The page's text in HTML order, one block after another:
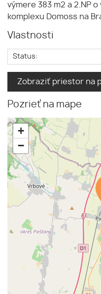
výmere 383 m2 a 2.NP
komplexu Domoss na
Vlastnosti
Status:
Zobraziť priestor na
Pozrieť na mape
+
−